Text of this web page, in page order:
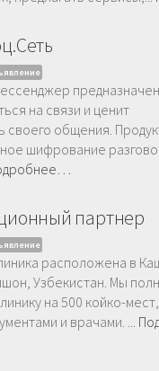
предназначен
на связи и ценит
своего общения.
шифрование
партнер
расположена в
Узбекистан. Мы
на 500 койко-
и врачами. ...